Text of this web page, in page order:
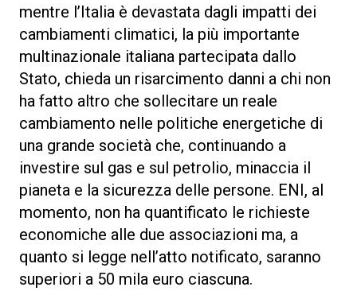
mentre l’Italia è devastata dagli impatti dei
cambiamenti climatici, la più importante
multinazionale italiana partecipata dallo
Stato, chieda un risarcimento danni a chi non
ha fatto altro che sollecitare un reale
cambiamento nelle politiche energetiche di
una grande società che, continuando a
investire sul gas e sul petrolio, minaccia il
pianeta e la sicurezza delle persone. ENI, al
momento, non ha quantificato le richieste
economiche alle due associazioni ma, a
quanto si legge nell’atto notificato, saranno
superiori a 50 mila euro ciascuna.